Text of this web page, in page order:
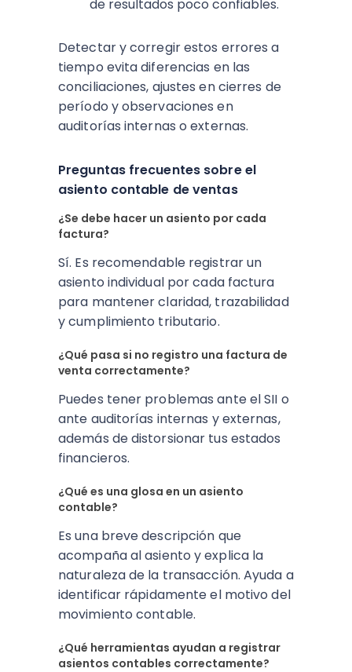
de resultados poco confiables.​
Detectar y corregir estos errores a
tiempo evita diferencias en las
conciliaciones, ajustes en cierres de
período y observaciones en
auditorías internas o externas.
Preguntas frecuentes sobre el
asiento contable de ventas
¿Se debe hacer un asiento por cada
factura?
Sí. Es recomendable registrar un
asiento individual por cada factura
para mantener claridad, trazabilidad
y cumplimiento tributario.
¿Qué pasa si no registro una factura de
venta correctamente?
Puedes tener problemas ante el SII o
ante auditorías internas y externas,
además de distorsionar tus estados
financieros.
¿Qué es una glosa en un asiento
contable?
Es una breve descripción que
acompaña al asiento y explica la
naturaleza de la transacción. Ayuda a
identificar rápidamente el motivo del
movimiento contable.
¿Qué herramientas ayudan a registrar
asientos contables correctamente?